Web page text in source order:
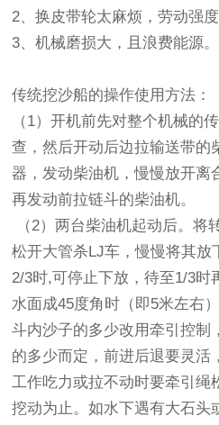
2、换皮带轮太麻烦，劳动强度
3、机械磨损大，且浪费能源。
传统挖沙船的操作使用方法：
（1）开机前先对整个机械的
查，然后开动后边拉输送带的
器，发动柴油机，慢慢放开离
再发动前拉链斗的柴油机。
（2）两台柴油机起动后。将
松开大管杀LJ车，慢慢将其放
2/3时,可停止下放，待至1/3时
水面成45度角时（即5米左右
斗内沙子的多少改用牵引控制
的多少而定，前进后退要灵活
工作吃力或拉不动时要牵引绳
挖动为止。如水下遇有大石头